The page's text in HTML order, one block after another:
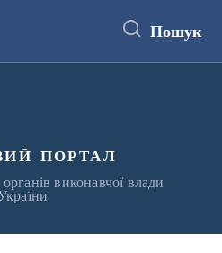
Пошук
портал
виконавчої влади